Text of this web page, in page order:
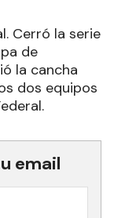
Cerró la serie
de
la cancha
dos equipos
email